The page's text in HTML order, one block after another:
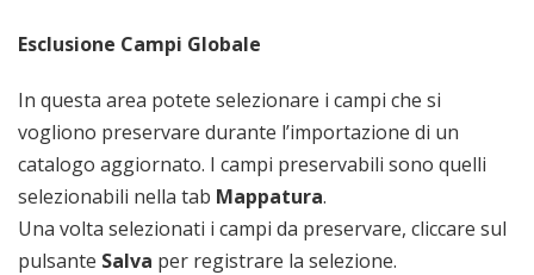
Esclusione Campi Globale
In questa area potete selezionare i campi che si
vogliono preservare durante l’importazione di un
catalogo aggiornato. I campi preservabili sono quelli
selezionabili nella tab Mappatura.
Una volta selezionati i campi da preservare, cliccare sul
pulsante Salva per registrare la selezione.